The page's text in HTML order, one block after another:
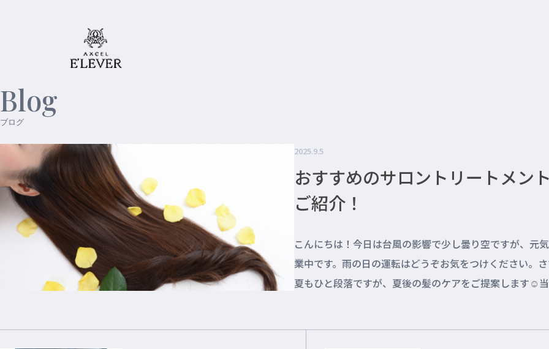
Blog
ブログ
2025.9.5
おすすめのサロントリートメン
ご紹介！
こんにちは！今日は台風の影響で少し曇り空ですが、元
業中です。雨の日の運転はどうぞお気をつけください。
夏もひと段落ですが、夏後の髪のケアをご提案します☺️